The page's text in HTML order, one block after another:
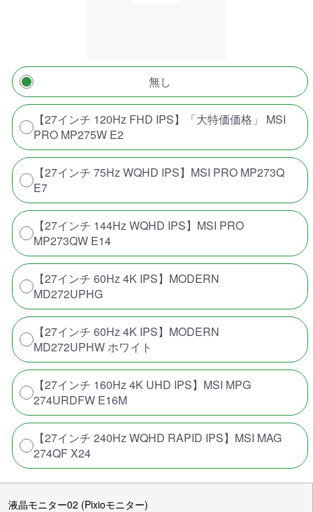
無し
【27インチ 120Hz FHD IPS】「大特価価格」 MSI
PRO MP275W E2
【27インチ 75Hz WQHD IPS】MSI PRO MP273Q
E7
【27インチ 144Hz WQHD IPS】MSI PRO
MP273QW E14
【27インチ 60Hz 4K IPS】MODERN
MD272UPHG
【27インチ 60Hz 4K IPS】MODERN
MD272UPHW ホワイト
【27インチ 160Hz 4K UHD IPS】MSI MPG
274URDFW E16M
【27インチ 240Hz WQHD RAPID IPS】MSI MAG
274QF X24
液晶モニター02 (Pixioモニター)